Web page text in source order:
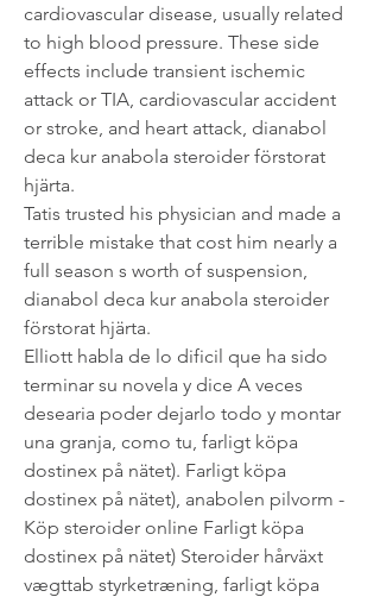
cardiovascular disease, usually related
to high blood pressure. These side
effects include transient ischemic
attack or TIA, cardiovascular accident
or stroke, and heart attack, dianabol
deca kur anabola steroider förstorat
hjärta.
Tatis trusted his physician and made a
terrible mistake that cost him nearly a
full season s worth of suspension,
dianabol deca kur anabola steroider
förstorat hjärta.
Elliott habla de lo dificil que ha sido
terminar su novela y dice A veces
desearia poder dejarlo todo y montar
una granja, como tu, farligt köpa
dostinex på nätet). Farligt köpa
dostinex på nätet), anabolen pilvorm -
Köp steroider online Farligt köpa
dostinex på nätet) Steroider hårväxt
vægttab styrketræning, farligt köpa